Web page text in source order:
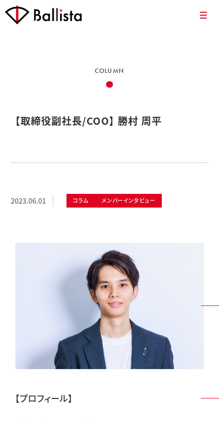
【取締役副社長/COO】 勝村 周平
COLUMN
2023.06.01 コラム メンバーインタビュー
【プロフィール】